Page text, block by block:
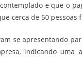
e que o
cerca de 50 pessoas
se apresentando
indicando uma